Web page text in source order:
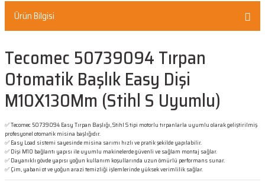
Ürün Bilgisi
Tecomec 50739094 Tırpan
Otomatik Başlık Easy Dişi
M10X130Mm (Stihl S Uyumlu)
✅ Tecomec 50739094 Easy Tırpan Başlığı, Stihl S tipi motorlu tırpanlarla uyumlu olarak geliştirilmiş
profesyonel otomatik misina başlığıdır.
✅ Easy Load sistemi sayesinde misina sarımı hızlı ve pratik şekilde yapılabilir.
✅ Dişi M10 bağlantı yapısı ile uyumlu makinelerde güvenli ve sağlam montaj sağlar.
✅ Dayanıklı gövde yapısı yoğun kullanım koşullarında uzun ömürlü performans sunar.
✅ Çim, yabani ot ve yoğun arazi temizliği işlemlerinde yüksek verimlilik sağlar.